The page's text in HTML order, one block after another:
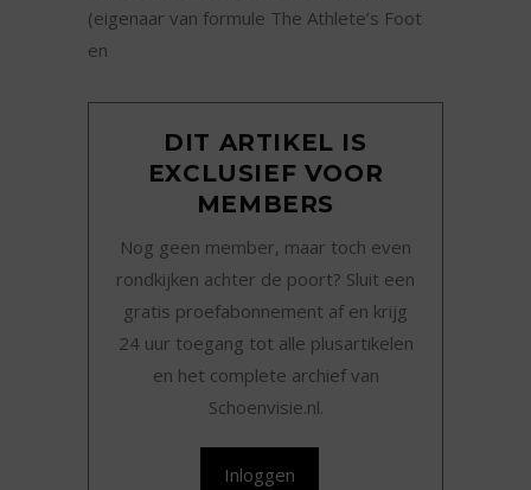
(eigenaar van formule The Athlete’s Foot
en
DIT ARTIKEL IS
EXCLUSIEF VOOR
MEMBERS
Nog geen member, maar toch even
rondkijken achter de poort? Sluit een
gratis proefabonnement af en krijg
24 uur toegang tot alle plusartikelen
en het complete archief van
Schoenvisie.nl.
Inloggen